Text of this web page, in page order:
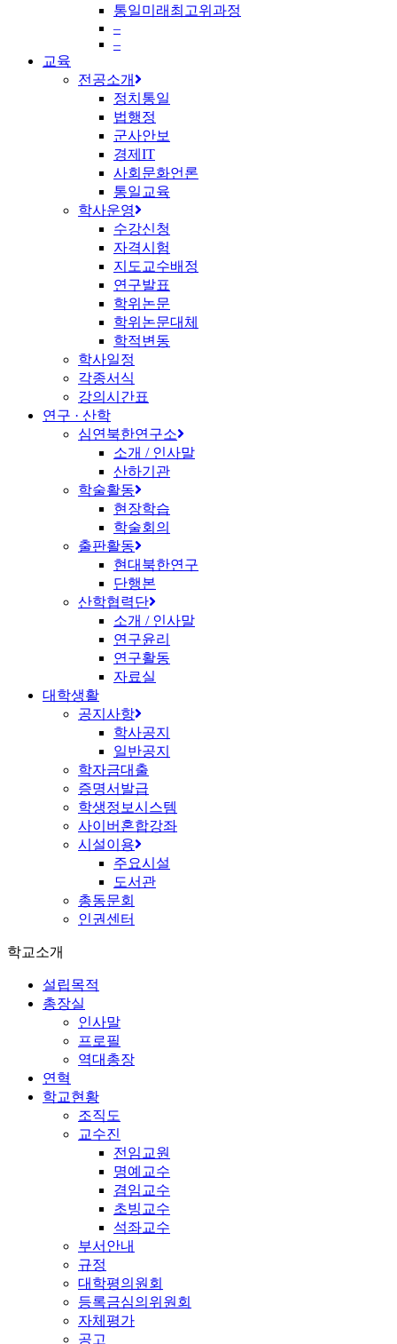
통일미래최고위과정
–
–
교육
전공소개
정치통일
법행정
군사안보
경제IT
사회문화언론
통일교육
학사운영
수강신청
자격시험
지도교수배정
연구발표
학위논문
학위논문대체
학적변동
학사일정
각종서식
강의시간표
연구 · 산학
심연북한연구소
소개 / 인사말
산하기관
학술활동
현장학습
학술회의
출판활동
현대북한연구
단행본
산학협력단
소개 / 인사말
연구윤리
연구활동
자료실
대학생활
공지사항
학사공지
일반공지
학자금대출
증명서발급
학생정보시스템
사이버혼합강좌
시설이용
주요시설
도서관
총동문회
인권센터
학교소개
설립목적
총장실
인사말
프로필
역대총장
연혁
학교현황
조직도
교수진
전임교원
명예교수
겸임교수
초빙교수
석좌교수
부서안내
규정
대학평의원회
등록금심의위원회
자체평가
공고